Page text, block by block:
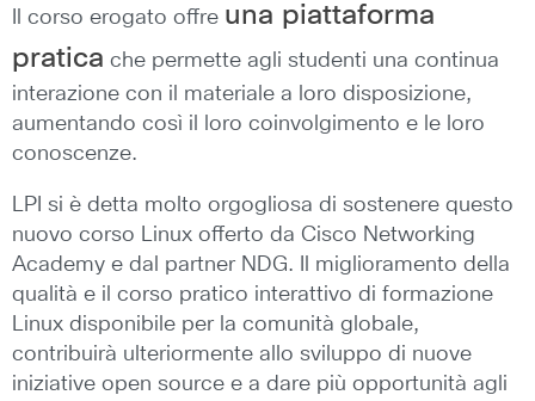
Il corso erogato offre una piattaforma
pratica che permette agli studenti una continua
interazione con il materiale a loro disposizione,
aumentando così il loro coinvolgimento e le loro
conoscenze.
LPI si è detta molto orgogliosa di sostenere questo
nuovo corso Linux offerto da Cisco Networking
Academy e dal partner NDG. Il miglioramento della
qualità e il corso pratico interattivo di formazione
Linux disponibile per la comunità globale,
contribuirà ulteriormente allo sviluppo di nuove
iniziative open source e a dare più opportunità agli